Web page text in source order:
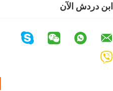
ابن دردش الآن